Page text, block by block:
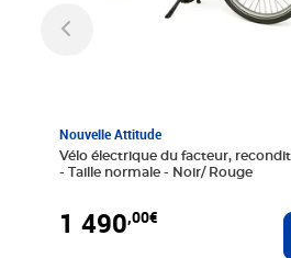
Nouvelle Attitude
Vélo électrique du facteur,
- Taille normale - Noir/ Rouge
1 490,00€